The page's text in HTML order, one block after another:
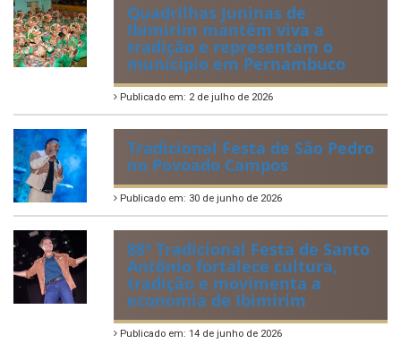
Quadrilhas Juninas de
Ibimirim mantêm viva a
tradição e representam o
munícipio em Pernambuco
Publicado em: 2 de julho de 2026
Tradicional Festa de São Pedro
no Povoado Campos
Publicado em: 30 de junho de 2026
88ª Tradicional Festa de Santo
Antônio fortalece cultura,
tradição e movimenta a
economia de Ibimirim
Publicado em: 14 de junho de 2026